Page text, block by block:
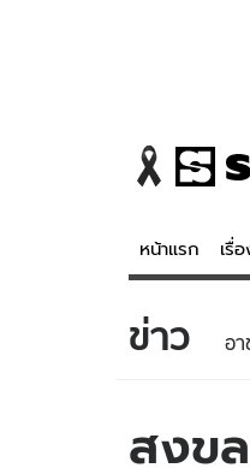
หน้าแรก เรื่
ข่าว
ข่าวบันเทิง
ข่าว อ
สงข